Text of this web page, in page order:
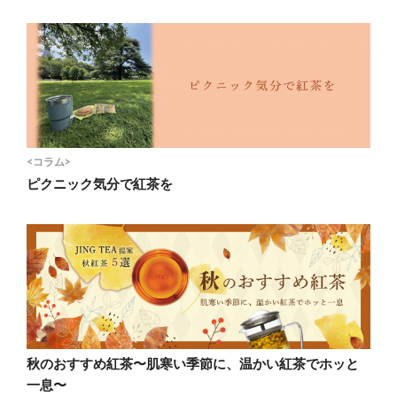
<コラム>
ピクニック気分で紅茶を
秋のおすすめ紅茶〜肌寒い季節に、温かい紅茶でホッと
一息〜